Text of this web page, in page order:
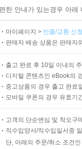
한 안내가 있는경우 아
마이페이지 > 반품/교환 신
판매자 배송 상품은 판매자
출고 완료 후 10일 이내의
디지털 콘텐츠인 eBook의
중고상품의 경우 출고 완료
모바일 쿠폰의 경우 유효기
고객의 단순변심 및 착오구
직수입양서/직수입일서중
단, 아래의 주문/취소 조건